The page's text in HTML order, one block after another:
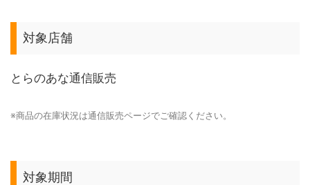
対象店舗
とらのあな通信販売
※商品の在庫状況は通信販売ページでご確認ください。
対象期間